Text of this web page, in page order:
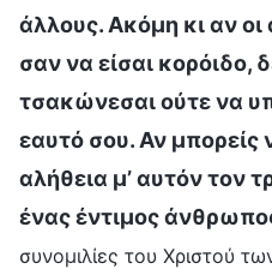
άλλους. Ακόμη κι αν
σαν να είσαι κορόιδο,
τσακώνεσαι ούτε να
εαυτό σου. Αν μπορείς
αλήθεια μ’ αυτόν τον
ένας έντιμος
συνομιλίες του Χριστού